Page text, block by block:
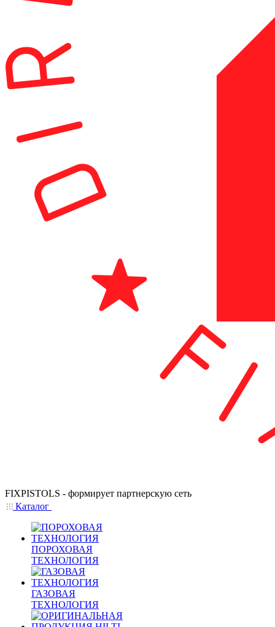
FIXPISTOLS - формирует партнерскую сеть
Каталог
ПОРОХОВАЯ
ТЕХНОЛОГИЯ
ГАЗОВАЯ
ТЕХНОЛОГИЯ